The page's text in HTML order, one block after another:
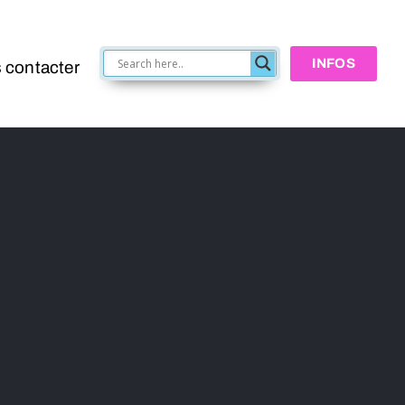
contacter INFOS